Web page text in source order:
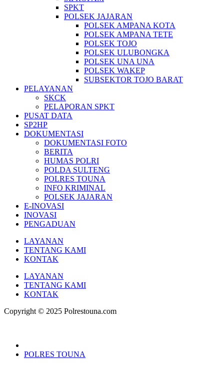
SPKT
POLSEK JAJARAN
POLSEK AMPANA KOTA
POLSEK AMPANA TETE
POLSEK TOJO
POLSEK ULUBONGKA
POLSEK UNA UNA
POLSEK WAKEP
SUBSEKTOR TOJO BARAT
PELAYANAN
SKCK
PELAPORAN SPKT
PUSAT DATA
SP2HP
DOKUMENTASI
DOKUMENTASI FOTO
BERITA
HUMAS POLRI
POLDA SULTENG
POLRES TOUNA
INFO KRIMINAL
POLSEK JAJARAN
E-INOVASI
INOVASI
PENGADUAN
LAYANAN
TENTANG KAMI
KONTAK
LAYANAN
TENTANG KAMI
KONTAK
Copyright © 2025 Polrestouna.com
POLRES TOUNA